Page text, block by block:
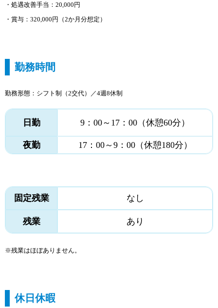
・処遇改善手当：20,000円
・賞与：320,000円（2か月分想定 ）
勤務時間
勤務形態：シフト制（2交代）／4週8休制
日勤 9：00～17：00（休憩60分）
夜勤 17：00～9：00（休憩180分）
固定残業 なし
残業 あり
※残業はほぼありません。
休日休暇